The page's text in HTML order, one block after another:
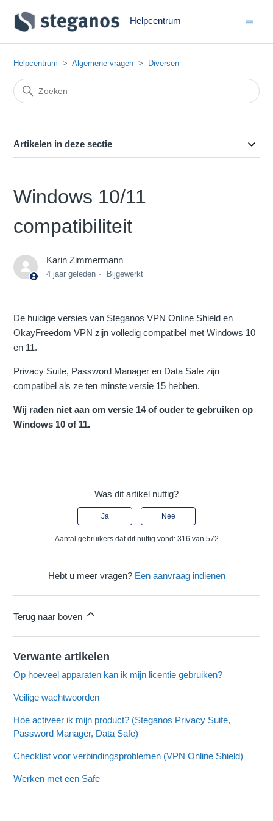
Helpcentrum
Helpcentrum Algemene vragen Diversen
Artikelen in deze sectie
Windows 10/11
compatibiliteit
Karin Zimmermann
4 jaar geleden Bijgewerkt
De huidige versies van Steganos VPN Online Shield en
OkayFreedom VPN zijn volledig compatibel met Windows 10
en 11.
Privacy Suite, Password Manager en Data Safe zijn
compatibel als ze ten minste versie 15 hebben.
Wij raden niet aan om versie 14 of ouder te gebruiken op
Windows 10 of 11.
Was dit artikel nuttig?
Ja Nee
Aantal gebruikers dat dit nuttig vond: 316 van 572
Hebt u meer vragen? Een aanvraag indienen
Terug naar boven
Verwante artikelen
Op hoeveel apparaten kan ik mijn licentie gebruiken?
Veilige wachtwoorden
Hoe activeer ik mijn product? (Steganos Privacy Suite,
Password Manager, Data Safe)
Checklist voor verbindingsproblemen (VPN Online Shield)
Werken met een Safe